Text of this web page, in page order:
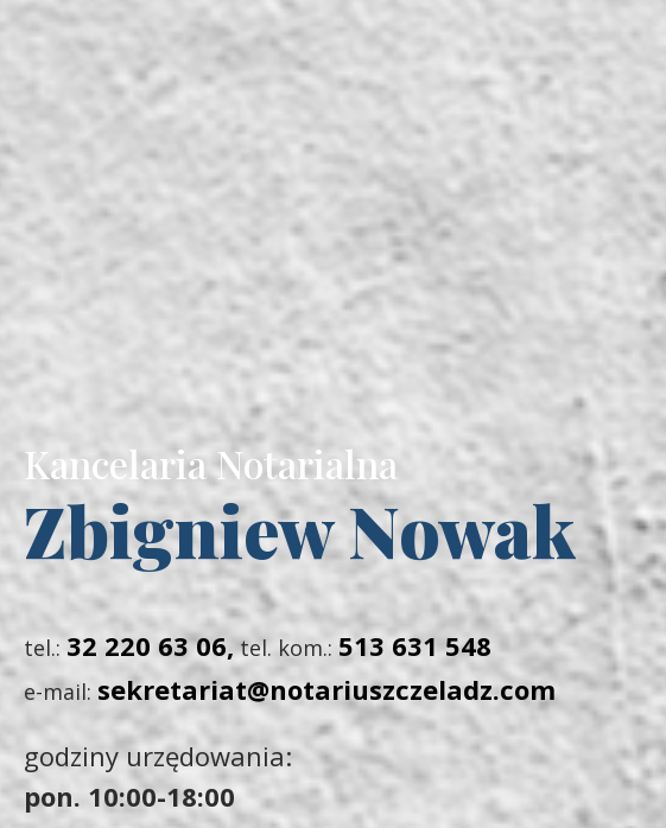
Kancelaria Notarialna
Zbigniew Nowak
tel.: 32 220 63 06,tel. kom.: 513 631 548
e-mail: sekretariat@notariuszczeladz.com
godziny urzędowania:
pon. 10:00-18:00